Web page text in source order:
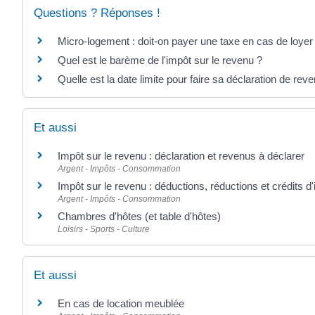
Questions ? Réponses !
Micro-logement : doit-on payer une taxe en cas de
Quel est le barème de l'impôt sur le revenu ?
Quelle est la date limite pour faire sa déclaration de
Et aussi
Impôt sur le revenu : déclaration et revenus à déclarer
Argent - Impôts - Consommation
Impôt sur le revenu : déductions, réductions et crédits
Argent - Impôts - Consommation
Chambres d'hôtes (et table d'hôtes)
Loisirs - Sports - Culture
Et aussi
En cas de location meublée